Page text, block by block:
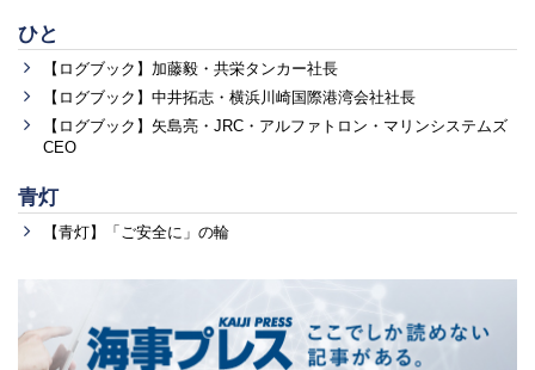
ひと
【ログブック】加藤毅・共栄タンカー社長
【ログブック】中井拓志・横浜川崎国際港湾会社社長
【ログブック】矢島亮・JRC・アルファトロン・マリンシステムズ
CEO
青灯
【青灯】「ご安全に」の輪